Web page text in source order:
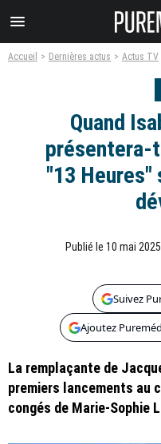
menu
Accueil Dernières actus Actus TV
Quand
présentera-
"13 Heures"
Publié le 10 mai
Suivez
Ajoutez
La remplaçante de
premiers lancements au
congés de Marie-Sophie